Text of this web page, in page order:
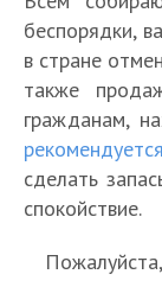
беспорядки,
в стране
также
гражданам,
сделать
спокойствие.